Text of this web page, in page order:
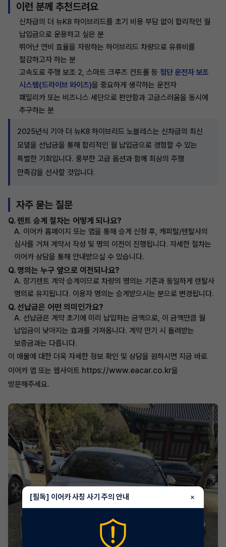
이런 분께 추천드려요
신차급의 더 뉴K8 하이브리드를 초기 비용 부담 없이 합리적인 월
납입금으로 운용하고 싶은 분
뛰어난 연비 효율을 자랑하는 하이브리드 차량으로 유류비를
절감하고자 하는 분
고속도로 주행 보조 2, 스마트 크루즈 컨트롤 등 첨단 운전자 보조
시스템(드라이브 와이즈)을 중요하게 생각하는 운전자
패밀리카 또는 비즈니스 세단으로 편안함과 고급스러움을 동시에
추구하는 분
2025년식 기아 더 뉴K8 하이브리드 노블레스는 신차급의 최신
모델을 선납금을 통해 합리적인 월 납입금으로 경험할 수 있는
특별한 기회입니다. 풍부한 고급 옵션과 함께 최상의 주행
만족감을 선사할 것입니다.
자주 묻는 질문
Q. 렌트 승계 절차는 어떻게 되나요?
A. 이어카 홈페이지 또는 앱을 통해 승계 신청 후, 캐피탈/렌탈사의
심사를 거쳐 계약서 작성 및 명의 이전이 진행됩니다. 자세한 절차는
이어카 상담을 통해 안내받으실 수 있습니다.
Q. 명의는 누구 앞으로 이전되나요?
A. 장기렌트 계약 승계이므로 차량의 명의는 기존과 동일하게 렌탈사
명의로 유지됩니다. 이용자 명의는 승계받으시는 분으로 변경됩니다.
Q. 선납금은 어떤 의미인가요?
A. 선납금은 계약 초기에 미리 납입하는 금액으로, 이 금액만큼 월
납입금이 낮아지는 효과를 가져옵니다. 계약 만기 시 돌려받는
보증금과는 다릅니다.
이 매물에 대한 더욱 자세한 정보 확인 및 상담을 원하시면 지금 바로
이어카 앱 또는 웹사이트 https://www.eacar.co.kr을
방문해주세요.
[필독] 이어카 사칭 사기 주의 안내 ×